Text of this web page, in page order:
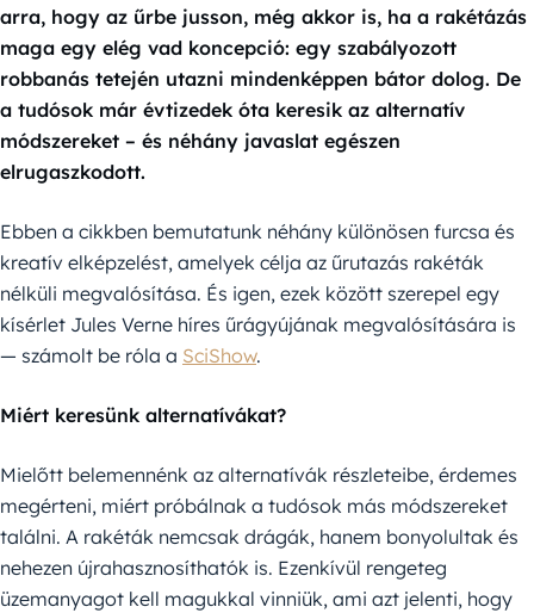
arra, hogy az űrbe jusson, még akkor is, ha a rakétázás
maga egy elég vad koncepció: egy szabályozott
robbanás tetején utazni mindenképpen bátor dolog. De
a tudósok már évtizedek óta keresik az alternatív
módszereket – és néhány javaslat egészen
elrugaszkodott.
Ebben a cikkben bemutatunk néhány különösen furcsa és
kreatív elképzelést, amelyek célja az űrutazás rakéták
nélküli megvalósítása. És igen, ezek között szerepel egy
kísérlet Jules Verne híres űrágyújának megvalósítására is
— számolt be róla a SciShow.
Miért keresünk alternatívákat?
Mielőtt belemennénk az alternatívák részleteibe, érdemes
megérteni, miért próbálnak a tudósok más módszereket
találni. A rakéták nemcsak drágák, hanem bonyolultak és
nehezen újrahasznosíthatók is. Ezenkívül rengeteg
üzemanyagot kell magukkal vinniük, ami azt jelenti, hogy